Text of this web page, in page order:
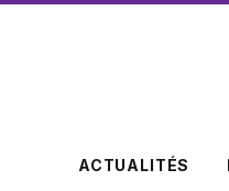
ACTUALITÉS